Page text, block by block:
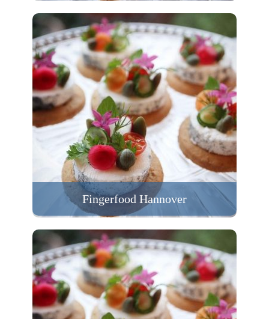
Fingerfood Hannover